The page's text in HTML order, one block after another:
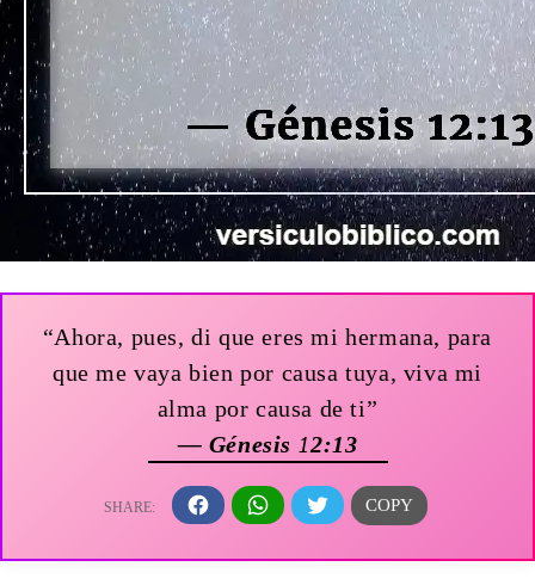
“Ahora, pues, di que eres mi hermana, para
que me vaya bien por causa tuya, viva mi
alma por causa de ti”
— Génesis 12:13